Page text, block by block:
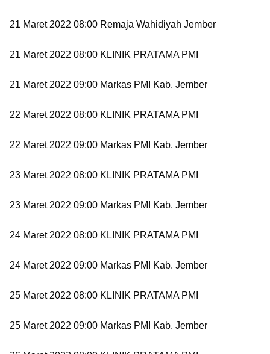
21 Maret 2022 08:00 Remaja Wahidiyah Jember
21 Maret 2022 08:00 KLINIK PRATAMA PMI
21 Maret 2022 09:00 Markas PMI Kab. Jember
22 Maret 2022 08:00 KLINIK PRATAMA PMI
22 Maret 2022 09:00 Markas PMI Kab. Jember
23 Maret 2022 08:00 KLINIK PRATAMA PMI
23 Maret 2022 09:00 Markas PMI Kab. Jember
24 Maret 2022 08:00 KLINIK PRATAMA PMI
24 Maret 2022 09:00 Markas PMI Kab. Jember
25 Maret 2022 08:00 KLINIK PRATAMA PMI
25 Maret 2022 09:00 Markas PMI Kab. Jember